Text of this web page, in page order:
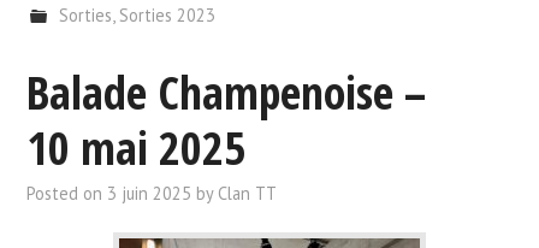
Sorties, Sorties 2023
Balade Champenoise –
10 mai 2025
Posted on 3 juin 2025 by Clan TT